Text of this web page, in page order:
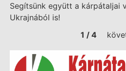
Segítsünk együtt a kárpátaljai
Ukrajnából is!
1 / 4